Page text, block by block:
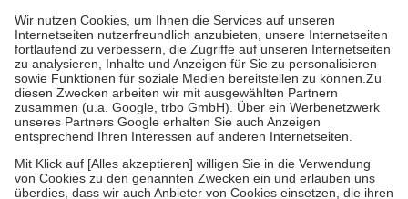
höchstens zehn Euro.
Es sind jedoch nie mehr als die tatsächlichen
Kosten der Leistung zu entrichten.
Diese Regeln gelten grundsätzlich auch für Online-Apotheken.
Bei Heilmitteln und häuslicher Krankenpflege beträgt die
Zuzahlung zehn Prozent der Kosten sowie zehn Euro je
Verordnung.
Um das Engagement der Versicherten für ihre eigene Gesundheit zu
stärken und die besondere Stellung der Familie zu unterstützen,
fallenkeine Zuzahlungenan bei:
• Kindern und Jugendlichen bis zum vollendeten 18. Lebensjahr